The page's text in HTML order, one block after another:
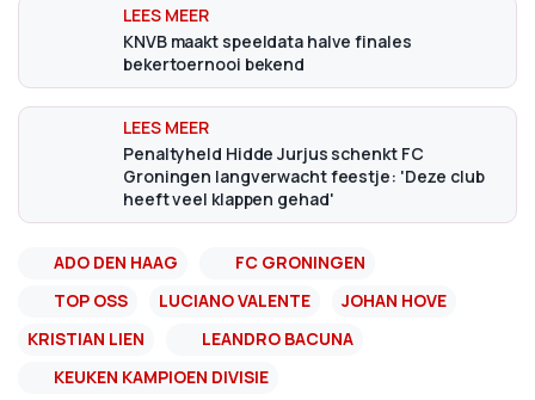
KNVB maakt speeldata halve finales
bekertoernooi bekend
Penaltyheld Hidde Jurjus schenkt FC
Groningen langverwacht feestje: 'Deze club
heeft veel klappen gehad'
ADO DEN HAAG
FC GRONINGEN
TOP OSS
LUCIANO VALENTE
JOHAN HOVE
KRISTIAN LIEN
LEANDRO BACUNA
KEUKEN KAMPIOEN DIVISIE